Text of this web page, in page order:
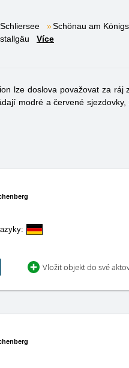
Schliersee Schönau am
Více
lze doslova považovat za
modré a červené
Vložit objekt do své